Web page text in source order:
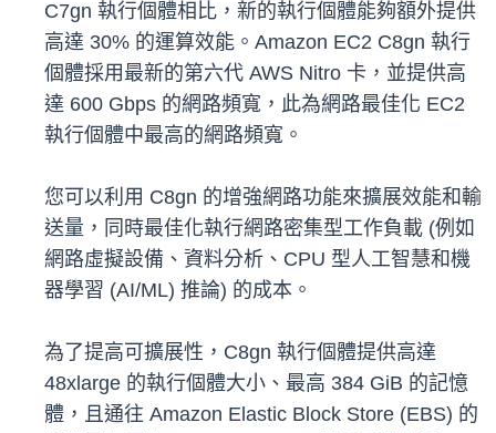
C7gn 執行個體相比，新的執行個體能夠額外提供
高達 30% 的運算效能。Amazon EC2 C8gn 執行
個體採用最新的第六代 AWS Nitro 卡，並提供高
達 600 Gbps 的網路頻寬，此為網路最佳化 EC2
執行個體中最高的網路頻寬。
您可以利用 C8gn 的增強網路功能來擴展效能和輸
送量，同時最佳化執行網路密集型工作負載 (例如
網路虛擬設備、資料分析、CPU 型人工智慧和機
器學習 (AI/ML) 推論) 的成本。
為了提高可擴展性，C8gn 執行個體提供高達
48xlarge 的執行個體大小、最高 384 GiB 的記憶
體，且通往 Amazon Elastic Block Store (EBS) 的